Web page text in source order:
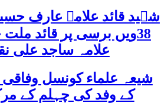
شہید قائد علامہ عارف
38ویں برسی پر قائد
علامہ ساجد علی
شیعہ علماء کونسل وفاقی
کے وفد کی چہلم کے